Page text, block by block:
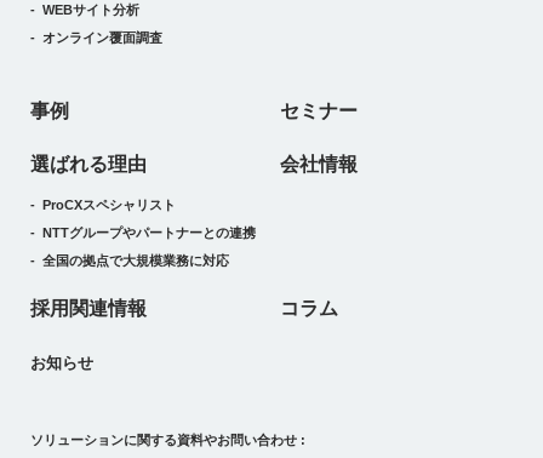
WEBサイト分析
オンライン覆面調査
事例 セミナー
選ばれる理由
ProCXスペシャリスト
NTTグループやパートナーとの連携
全国の拠点で大規模業務に対応
会社情報
採用関連情報 コラム
お知らせ
ソリューションに関する資料やお問い合わせ :